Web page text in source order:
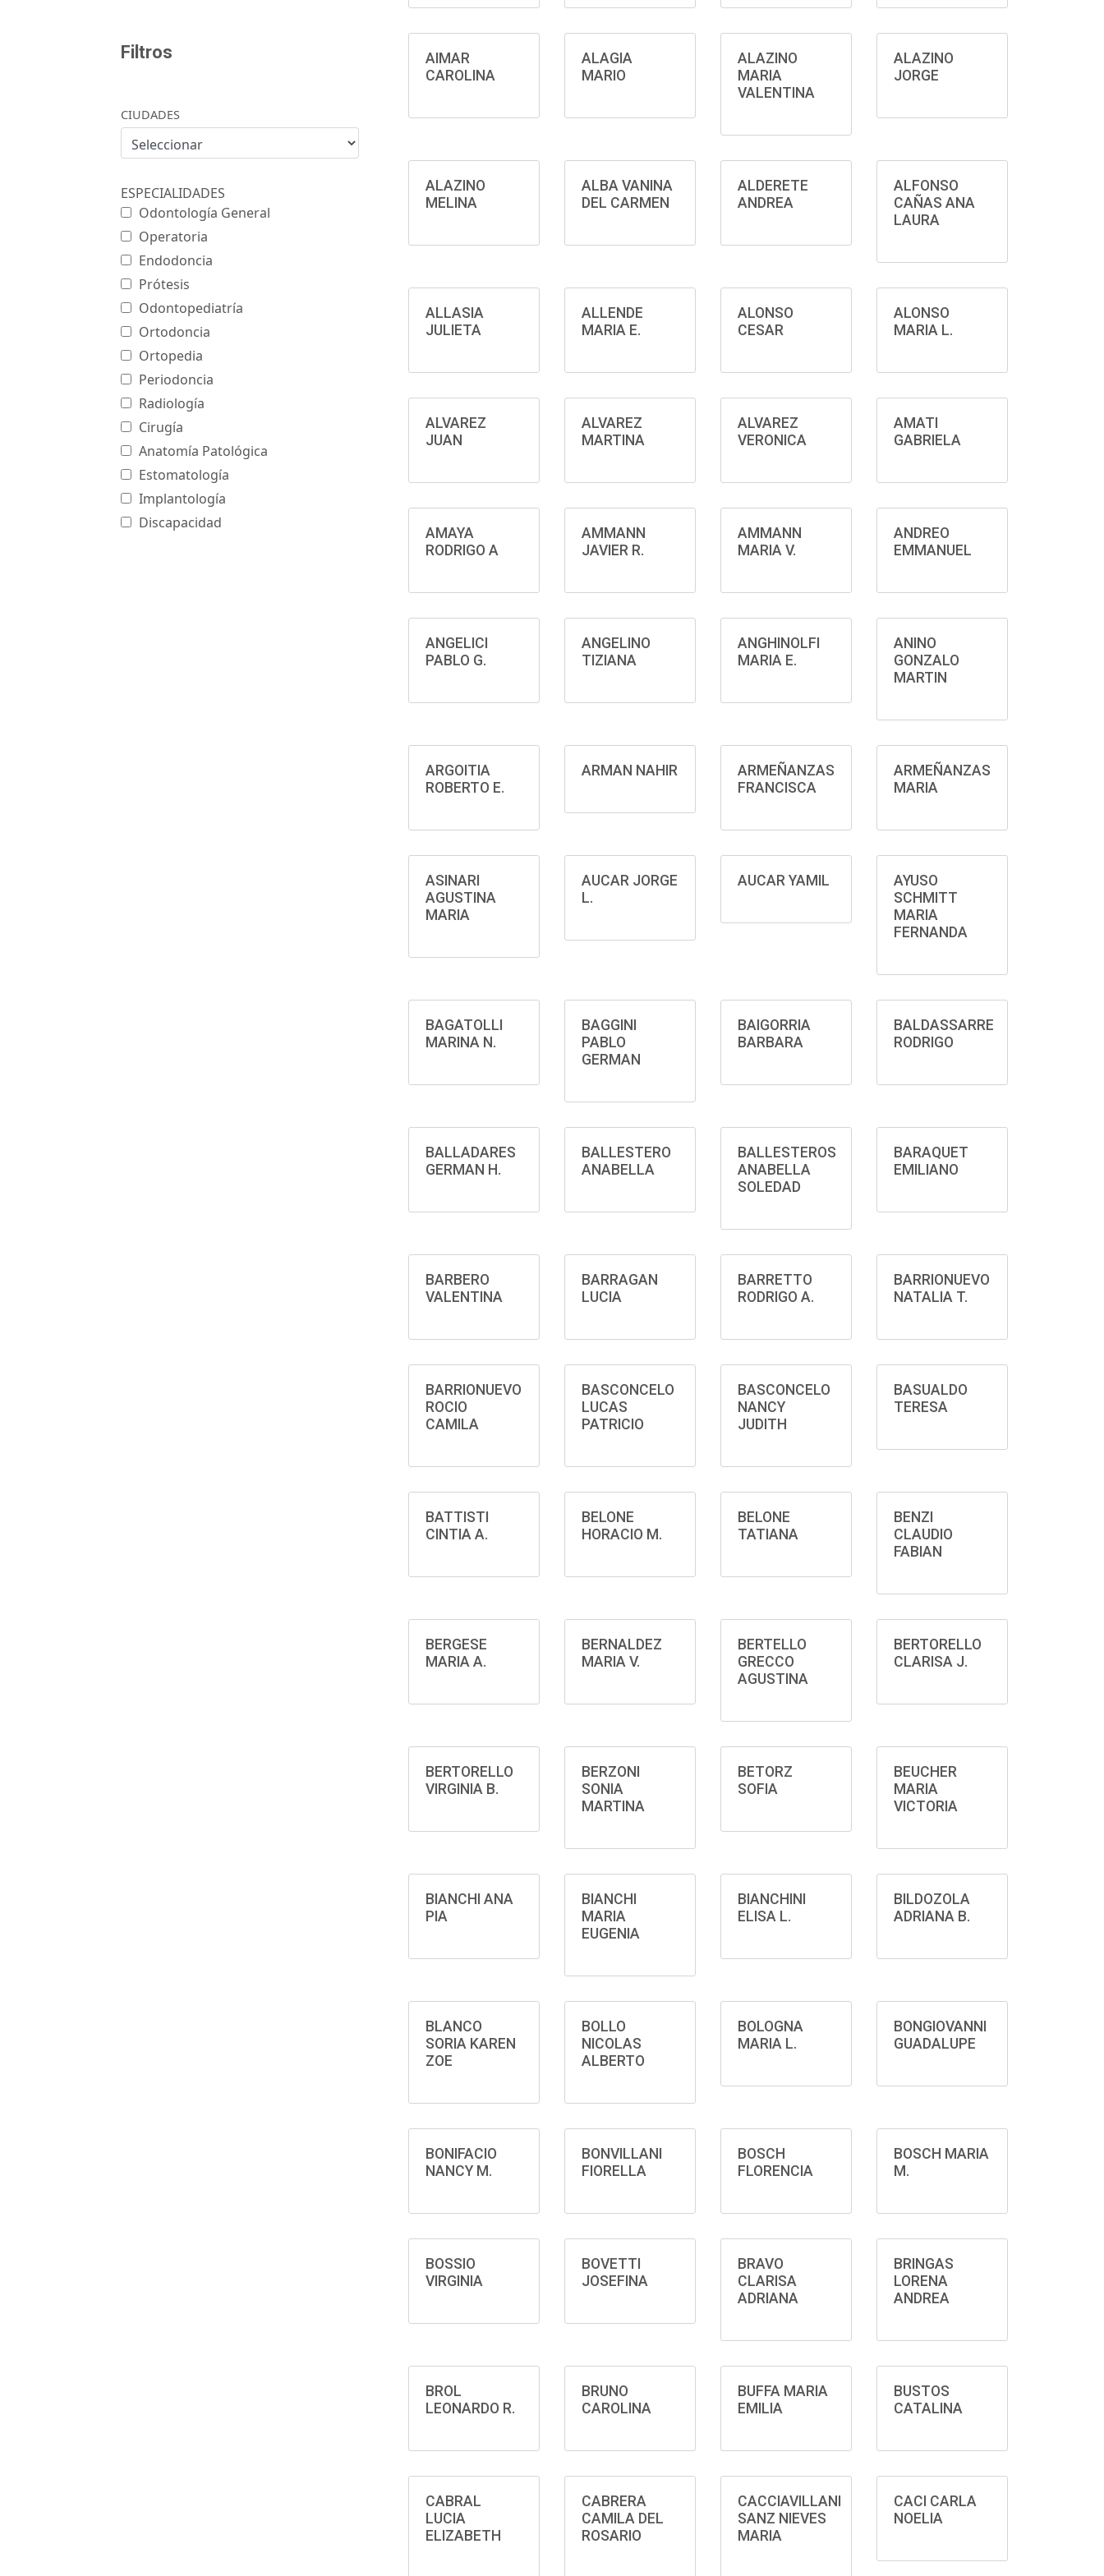
Filtros
CIUDADES
ESPECIALIDADES
Odontología General
Operatoria
Endodoncia
Prótesis
Odontopediatría
Ortodoncia
Ortopedia
Periodoncia
Radiología
Cirugía
Anatomía Patológica
Estomatología
Implantología
Discapacidad
AIMAR
CAROLINA
ALAGIA
MARIO
ALAZINO
MARIA
VALENTINA
ALAZINO
JORGE
ALAZINO
MELINA
ALBA VANINA
DEL CARMEN
ALDERETE
ANDREA
ALFONSO
CAÑAS ANA
LAURA
ALLASIA
JULIETA
ALLENDE
MARIA E.
ALONSO
CESAR
ALONSO
MARIA L.
ALVAREZ
JUAN
ALVAREZ
MARTINA
ALVAREZ
VERONICA
AMATI
GABRIELA
AMAYA
RODRIGO A
AMMANN
JAVIER R.
AMMANN
MARIA V.
ANDREO
EMMANUEL
ANGELICI
PABLO G.
ANGELINO
TIZIANA
ANGHINOLFI
MARIA E.
ANINO
GONZALO
MARTIN
ARGOITIA
ROBERTO E.
ARMAN NAHIR
ARMEÑANZAS
FRANCISCA
ARMEÑANZAS
MARIA
ASINARI
AGUSTINA
MARIA
AUCAR JORGE
L.
AUCAR YAMIL
AYUSO
SCHMITT
MARIA
FERNANDA
BAGATOLLI
MARINA N.
BAGGINI
PABLO
GERMAN
BAIGORRIA
BARBARA
BALDASSARRE
RODRIGO
BALLADARES
GERMAN H.
BALLESTERO
ANABELLA
BALLESTEROS
ANABELLA
SOLEDAD
BARAQUET
EMILIANO
BARBERO
VALENTINA
BARRAGAN
LUCIA
BARRETTO
RODRIGO A.
BARRIONUEVO
NATALIA T.
BARRIONUEVO
ROCIO
CAMILA
BASCONCELO
LUCAS
PATRICIO
BASCONCELO
NANCY
JUDITH
BASUALDO
TERESA
BATTISTI
CINTIA A.
BELONE
HORACIO M.
BELONE
TATIANA
BENZI
CLAUDIO
FABIAN
BERGESE
MARIA A.
BERNALDEZ
MARIA V.
BERTELLO
GRECCO
AGUSTINA
BERTORELLO
CLARISA J.
BERTORELLO
VIRGINIA B.
BERZONI
SONIA
MARTINA
BETORZ
SOFIA
BEUCHER
MARIA
VICTORIA
BIANCHI ANA
PIA
BIANCHI
MARIA
EUGENIA
BIANCHINI
ELISA L.
BILDOZOLA
ADRIANA B.
BLANCO
SORIA KAREN
ZOE
BOLLO
NICOLAS
ALBERTO
BOLOGNA
MARIA L.
BONGIOVANNI
GUADALUPE
BONIFACIO
NANCY M.
BONVILLANI
FIORELLA
BOSCH
FLORENCIA
BOSCH MARIA
M.
BOSSIO
VIRGINIA
BOVETTI
JOSEFINA
BRAVO
CLARISA
ADRIANA
BRINGAS
LORENA
ANDREA
BROL
LEONARDO R.
BRUNO
CAROLINA
BUFFA MARIA
EMILIA
BUSTOS
CATALINA
CABRAL
LUCIA
ELIZABETH
CABRERA
CAMILA DEL
ROSARIO
CACCIAVILLANI
SANZ NIEVES
MARIA
CACI CARLA
NOELIA